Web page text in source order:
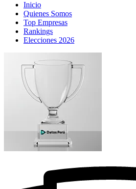
Inicio
Quienes Somos
Top Empresas
Rankings
Elecciones 2026